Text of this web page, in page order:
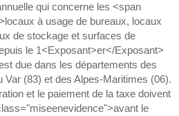
qui concerne les <span
à usage de bureaux, locaux
de stockage et surfaces de
le 1<Exposant>er</Exposant>
due dans les départements des
Var (83) et des Alpes-Maritimes (06).
et le paiement de la taxe doivent
le